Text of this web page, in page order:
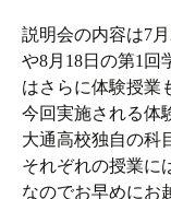
説明会の内容は7
や8月18日の第1回
はさらに体験授業
今回実施される体
大通高校独自の科
それぞれの授業に
なのでお早めにお